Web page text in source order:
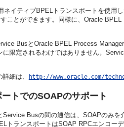
イティブBPELトランスポートを使用
ことができます。同様に、Oracle
BusとOracle BPEL Process
限定されるわけではありません。
細は、 http://www.oracle.com/
トでのSOAPのサポート
Busの間の通信は、SOAPのみ
トランスポートはSOAP RPCエンコー